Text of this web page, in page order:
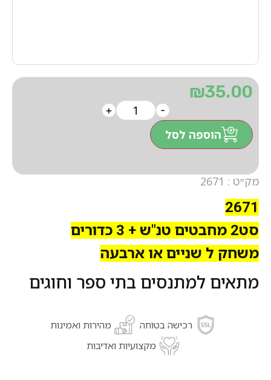
מק״ט : 2671
2671
סט2 מחבטים טנ"ש + 3 כדורים
משחק ל שניים או ארבעה
מתאים למתנסים בתי ספר וחוגים
₪35.00
-
+
הוספה לסל
רכישה בטוחה
מהירות ואמינות
מקצועיות ואדיבות